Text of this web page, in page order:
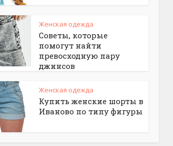
Женская одежда
Советы, которые
помогут найти
превосходную пару
джинсов
Женская одежда
Купить женские шорты в
Иваново по типу фигуры